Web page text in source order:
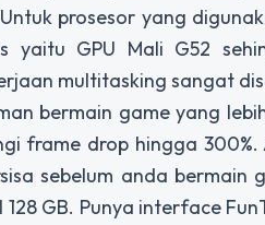
prosesor yang
yaitu GPU Mali G52
multitasking sangat
bermain game yang
frame drop hingga
sebelum anda bermain
GB. Punya interface